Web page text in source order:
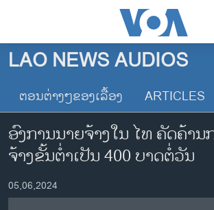
ເຂົ້າ
ຂ້າມ
ຂ້າມ
ໄປ
ຫາ
ຊອກ
ຄົ້ນ
ໂຮມເພຈ
ລາວ
ອາເມຣິກາ
ການເລືອກຕັ້ງ ປະທານາທີບໍດີ ສະຫະລັດ 2024
ຂ່າວ​ຈີນ
ໂລກ
LAO NEWS AUDIOS
ຕອນຕ່າງໆຂອງເລື້ອງ ARTICLES
ອົງການນາຍຈ້າງໃນ ໄທ ຄັດຄ້ານ
ຈ້າງຂັ້ນຕໍ່າເປັນ 400 ບາດຕໍ່ວັນ
05,06,2024